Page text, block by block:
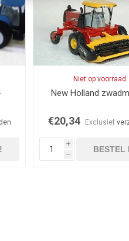
Niet op voorraad
New Holland
€20,34 Exclusief
i
h
BESTEL